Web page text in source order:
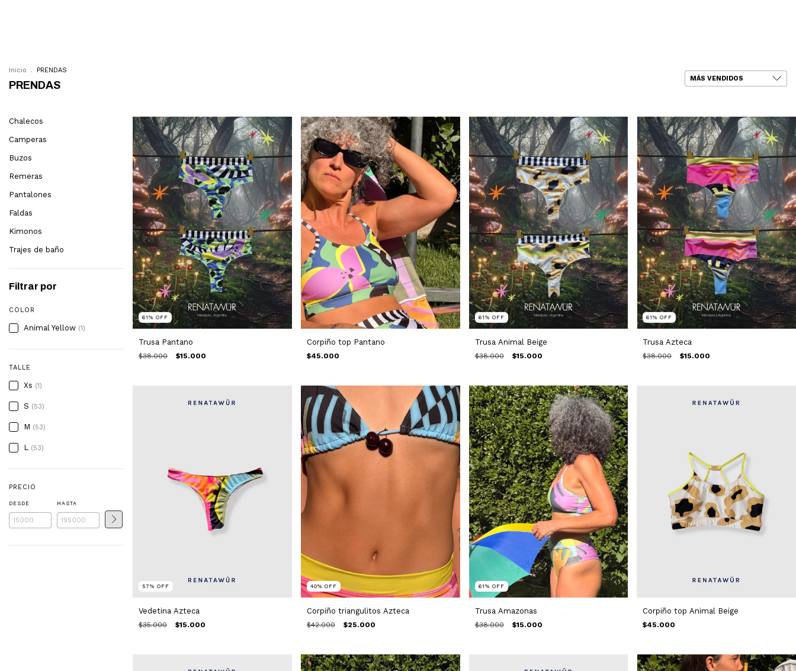
Inicio . PRENDAS
PRENDAS
Chalecos
Camperas
Buzos
Remeras
Pantalones
Faldas
Kimonos
Trajes de baño
Filtrar por
COLOR
Animal Yellow (1)
TALLE
Xs (1)
S (53)
M (53)
L (53)
PRECIO
DESDE HASTA
61 % OFF
Trusa Pantano
$38.000 $15.000
Corpiño top Pantano
$45.000
61 % OFF
Trusa Animal Beige
$38.000 $15.000
61%OFF
Trusa Azteca
$38.000 $15.000
57% OFF
Vedetina Azteca
$35.000 $15.000
40% OFF
Corpiño triangulitos Azteca
$42.000 $25.000
61 % OFF
Trusa Amazonas
$38.000 $15.000
Corpiño top Animal Beige
$45.000